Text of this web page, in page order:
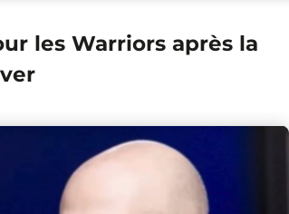
les Warriors après la